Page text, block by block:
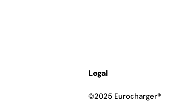
Legal
©2025 Eurocharger®